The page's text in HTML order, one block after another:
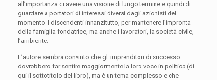
all’importanza di avere una visione di lungo termine e quindi di
guardare a portatori di interessi diversi dagli azionisti del
momento. I discendenti innanzitutto, per mantenere l’impronta
della famiglia fondatrice, ma anche i lavoratori, la società civile,
l’ambiente.
L’autore sembra convinto che gli imprenditori di successo
dovrebbero far sentire maggiormente la loro voce in politica (di
qui il sottotitolo del libro), ma è un tema complesso e che